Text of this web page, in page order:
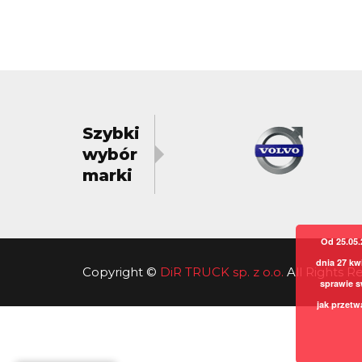
Szybki
wybór
marki
Copyright © DiR TRUCK sp. z o.o. All Rights
Od
dnia 27
sprawie
jak